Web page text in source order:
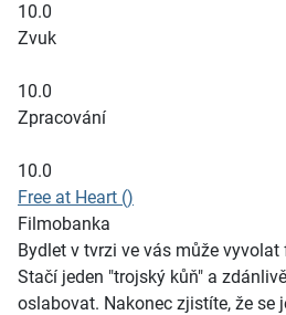
10.0
Zvuk
10.0
Zpracování
10.0
Free at Heart ()
Filmobanka
Bydlet v tvrzi ve vás může
Stačí jeden "trojský kůň" a
oslabovat. Nakonec zjistíte, že se